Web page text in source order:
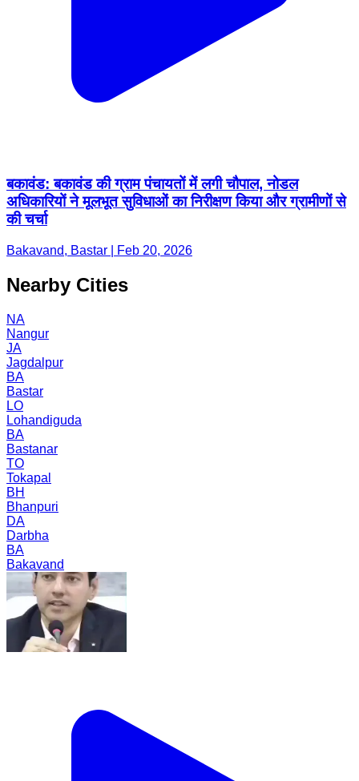
बकावंड: बकावंड की ग्राम पंचायतों में लगी चौपाल, नोडल
अधिकारियों ने मूलभूत सुविधाओं का निरीक्षण किया और ग्रामीणों से
की चर्चा
Bakavand, Bastar | Feb 20, 2026
Nearby Cities
NA
Nangur
JA
Jagdalpur
BA
Bastar
LO
Lohandiguda
BA
Bastanar
TO
Tokapal
BH
Bhanpuri
DA
Darbha
BA
Bakavand